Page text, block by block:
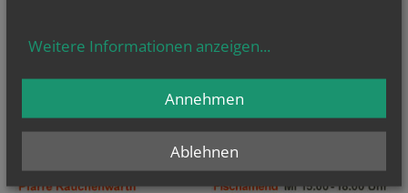
Weitere Informationen anzeigen...
Ablehnen
Annehmen